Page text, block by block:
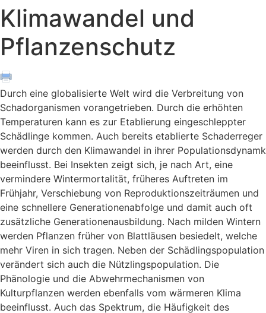
Klimawandel und
Pflanzenschutz
Durch eine globalisierte Welt wird die Verbreitung von
Schadorganismen vorangetrieben. Durch die erhöhten
Temperaturen kann es zur Etablierung eingeschleppter
Schädlinge kommen. Auch bereits etablierte Schaderreger
werden durch den Klimawandel in ihrer Populationsdynamk
beeinflusst. Bei Insekten zeigt sich, je nach Art, eine
vermindere Wintermortalität, früheres Auftreten im
Frühjahr, Verschiebung von Reproduktionszeiträumen und
eine schnellere Generationenabfolge und damit auch oft
zusätzliche Generationenausbildung. Nach milden Wintern
werden Pflanzen früher von Blattläusen besiedelt, welche
mehr Viren in sich tragen. Neben der Schädlingspopulation
verändert sich auch die Nützlingspopulation. Die
Phänologie und die Abwehrmechanismen von
Kulturpflanzen werden ebenfalls vom wärmeren Klima
beeinflusst. Auch das Spektrum, die Häufigkeit des